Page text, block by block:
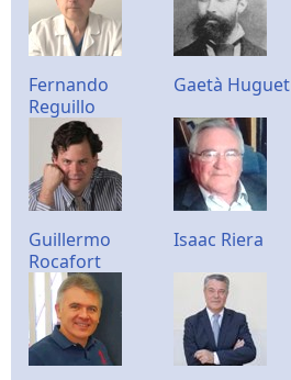
Fernando
Reguillo
Gaetà Huguet
Guillermo
Rocafort
Isaac Riera